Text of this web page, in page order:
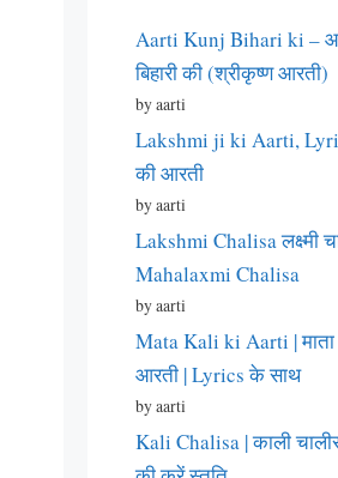
Aarti Kunj Bihari ki –
बिहारी की (श्रीकृष्ण आरती)
by aarti
Lakshmi ji ki Aarti,
की आरती
by aarti
Lakshmi Chalisa लक्ष्मी
Mahalaxmi Chalisa
by aarti
Mata Kali ki Aarti | माता
आरती | Lyrics के साथ
by aarti
Kali Chalisa | काली